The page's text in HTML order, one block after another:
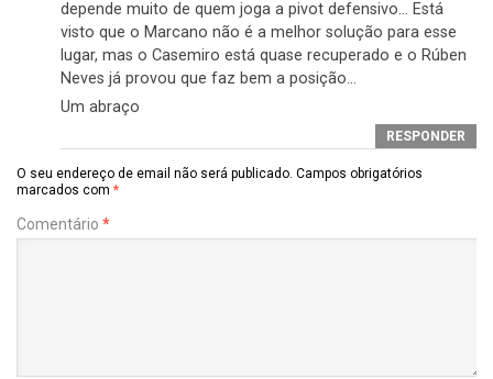
depende muito de quem joga a pivot defensivo… Está
visto que o Marcano não é a melhor solução para esse
lugar, mas o Casemiro está quase recuperado e o Rúben
Neves já provou que faz bem a posição…
Um abraço
RESPONDER
O seu endereço de email não será publicado. Campos obrigatórios
marcados com *
Comentário *